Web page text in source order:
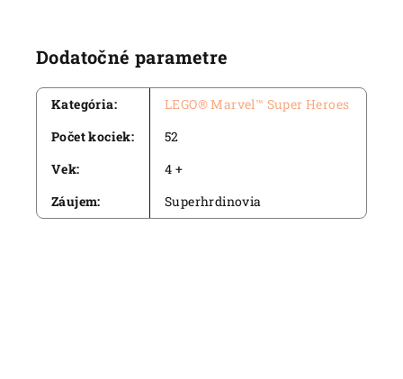
Dodatočné parametre
Kategória:
LEGO® Marvel™ Super Heroes
Počet kociek:
52
Vek:
4 +
Záujem: Superhrdinovia